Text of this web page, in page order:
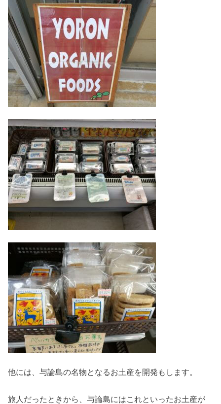
他には、与論島の名物となるお土産を開発もします。
旅人だったときから、与論島にはこれといったお土産が